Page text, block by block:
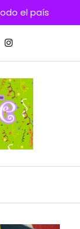
el país